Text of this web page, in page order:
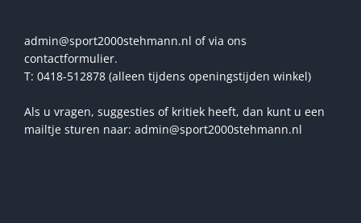
admin@sport2000stehmann.nl of via ons
contactformulier.
T: 0418-512878 (alleen tijdens openingstijden winkel)
Als u vragen, suggesties of kritiek heeft, dan kunt u een
mailtje sturen naar: admin@sport2000stehmann.nl